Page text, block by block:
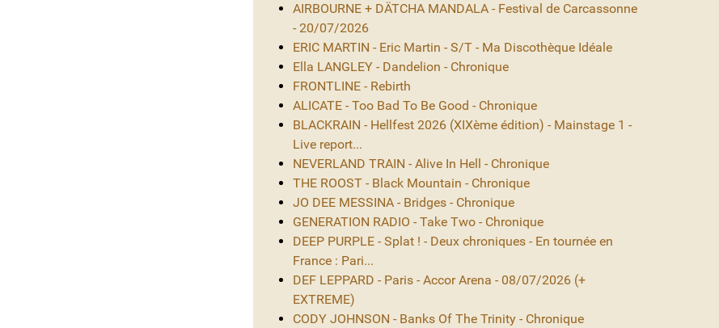
AIRBOURNE + DÄTCHA MANDALA - Festival de Carcassonne
- 20/07/2026
ERIC MARTIN - Eric Martin - S/T - Ma Discothèque Idéale
Ella LANGLEY - Dandelion - Chronique
FRONTLINE - Rebirth
ALICATE - Too Bad To Be Good - Chronique
BLACKRAIN - Hellfest 2026 (XIXème édition) - Mainstage 1 -
Live report...
NEVERLAND TRAIN - Alive In Hell - Chronique
THE ROOST - Black Mountain - Chronique
JO DEE MESSINA - Bridges - Chronique
GENERATION RADIO - Take Two - Chronique
DEEP PURPLE - Splat ! - Deux chroniques - En tournée en
France : Pari...
DEF LEPPARD - Paris - Accor Arena - 08/07/2026 (+
EXTREME)
CODY JOHNSON - Banks Of The Trinity - Chronique